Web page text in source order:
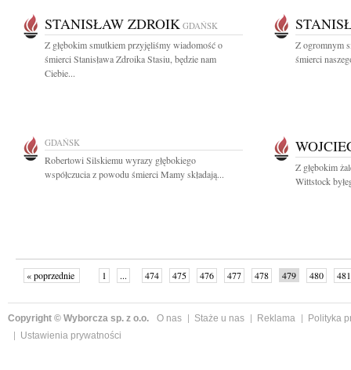
STANISŁAW ZDROIK GDAŃSK
Z głębokim smutkiem przyjęliśmy wiadomość o
śmierci Stanisława Zdroika Stasiu, będzie nam
Ciebie...
Z ogromnym
śmierci
GDAŃSK
Robertowi Silskiemu wyrazy głębokiego
współczucia z powodu śmierci Mamy składają...
Z głębokim
Wittstock
« poprzednie 1 ... 474 475 476 477 478 479 480
481
Copyright © Wyborcza sp. z o.o. O nas Staże u nas Reklama
Polityka
Ustawienia prywatności